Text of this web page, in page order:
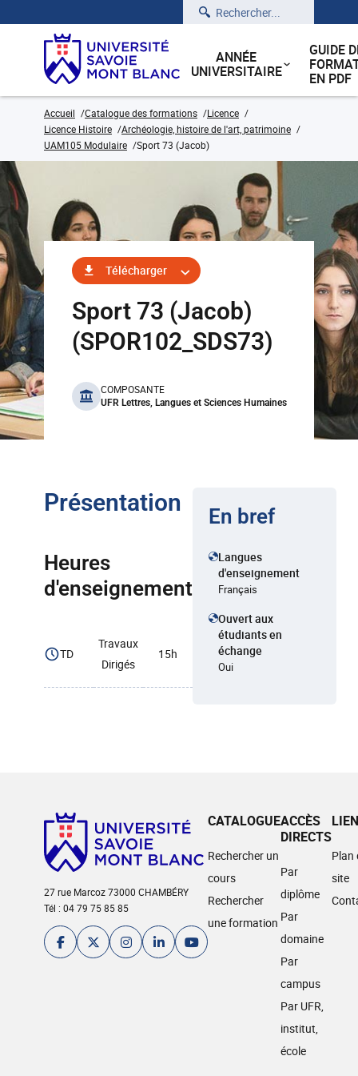
Rechercher
ANNÉE
UNIVERSITAIRE
GUIDE
EN PDF
Accueil Catalogue des formations
Licence
Licence Histoire
Archéologie, histoire de l'art, patrimoine
UAM105 Modulaire
Sport 73 (Jacob)
Télécharger
Sport 73 (Jacob)
(SPOR102_SDS73)
benefits
COMPOSANTE
UFR Lettres, Langues et Sciences Humaines
Présentation
Heures
d'enseignement
TD
Travaux
Dirigés
15h
En bref
Langues
d'enseignement
Français
Ouvert aux
étudiants en
échange
Oui
27 rue Marcoz 73000 CHAMBÉRY
Tél : 04 79 75 85 85
CATALOGUE
Rechercher un
cours
Rechercher
une formation
ACCÈS
DIRECTS
Par
diplôme
Par
domaine
Par
campus
Par UFR,
institut,
école
Plan
site